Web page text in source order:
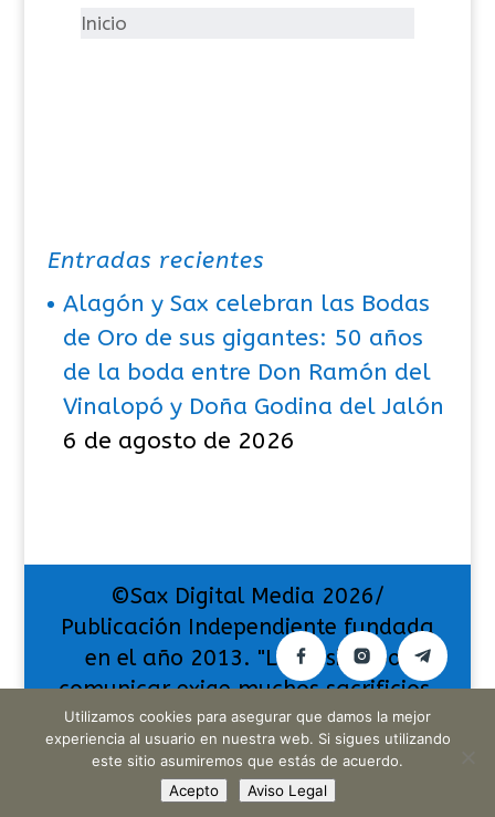
íInicio
Entradas recientes
Alagón y Sax celebran las Bodas
de Oro de sus gigantes: 50 años
de la boda entre Don Ramón del
Vinalopó y Doña Godina del Jalón
6 de agosto de 2026
©Sax Digital Media 2026/
Publicación Independiente fundada
en el año 2013. "La pasión por
comunicar exige muchos sacrificios,
pero también da muchas
satisfacciones".
Utilizamos cookies para asegurar que damos la mejor
experiencia al usuario en nuestra web. Si sigues utilizando
este sitio asumiremos que estás de acuerdo.
Acepto
Aviso Legal